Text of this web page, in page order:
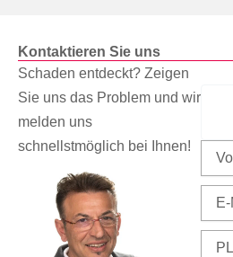
Kontaktieren Sie uns
Schaden entdeckt? Zeigen
Sie uns das Problem und wir
melden uns
schnellstmöglich bei Ihnen!